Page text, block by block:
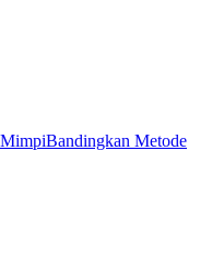
Bandingkan Metode